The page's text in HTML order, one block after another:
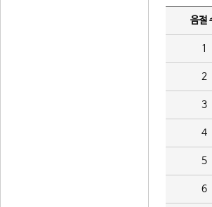
음절
1
2
3
4
5
6